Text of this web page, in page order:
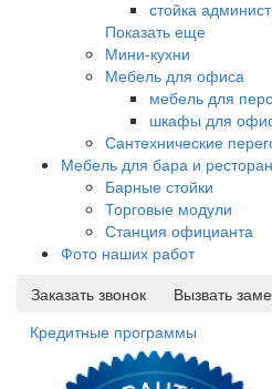
стойка
Показать еще
Мини-кухни
Мебель для офиса
мебель для
шкафы для
Сантехнические
Мебель для бара и
Барные стойки
Торговые модули
Станция официанта
Фото наших работ
Заказать звонок
Вызвать
Кредитные программы